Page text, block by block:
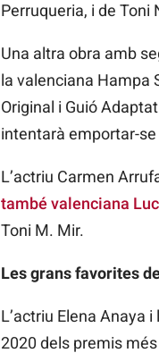
Perruqueria, i de Toni
Una altra obra amb
la valenciana Hampa
Original i Guió
intentarà emportar-se
L’actriu Carmen
també valenciana
Toni M. Mir.
Les grans favorites
L’actriu Elena Anaya
2020 dels premis